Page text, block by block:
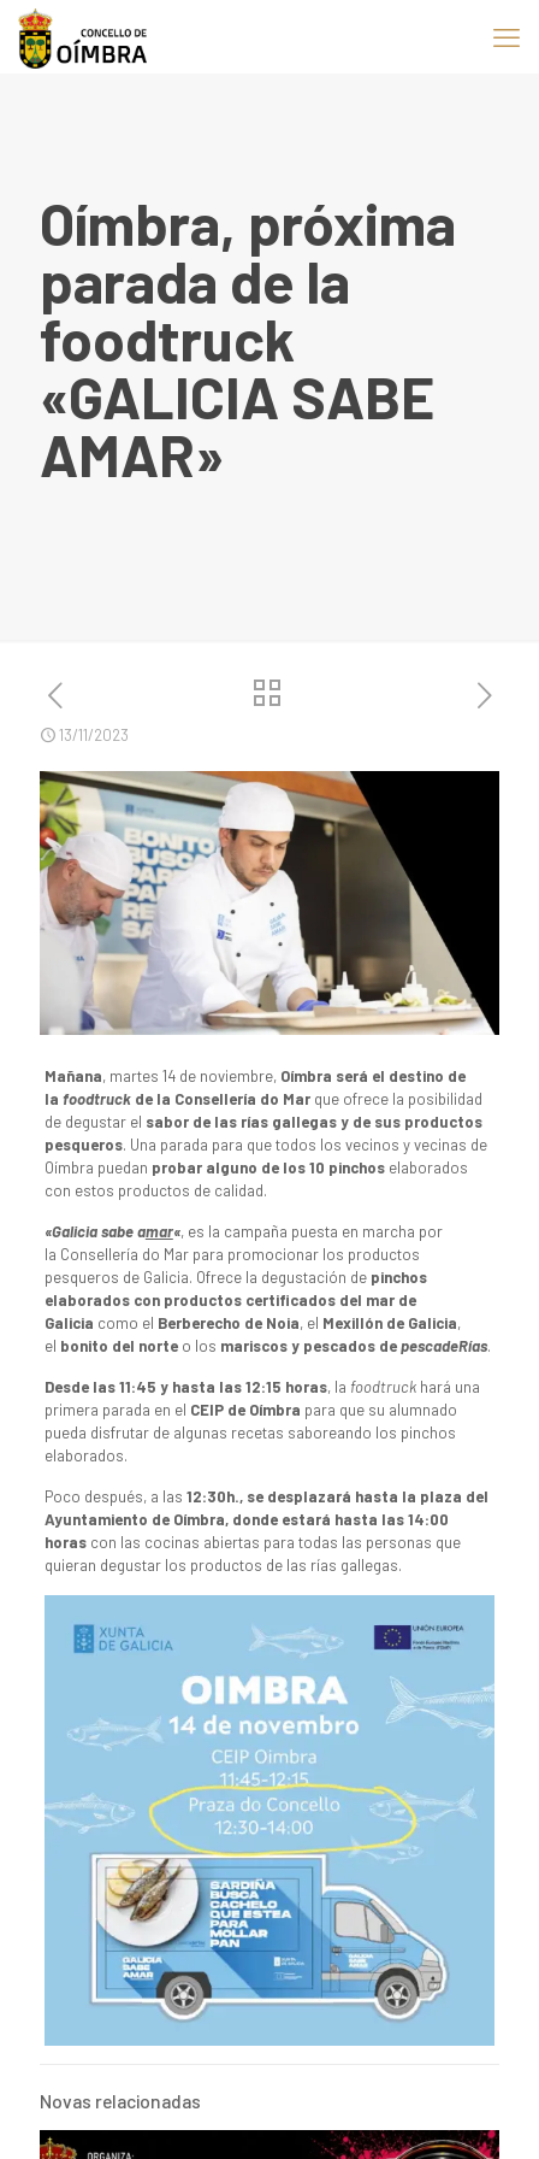
Oímbra, próxima
parada de la
foodtruck
«GALICIA SABE
AMAR»
13/11/2023
Mañana, martes 14 de noviembre, Oímbra será el destino de
la foodtruck de la Consellería do Marque ofrece la posibilidad
de degustar el sabor de las rías gallegas y de sus productos
pesqueros. Una parada para que todos los vecinos y vecinas de
Oímbra puedan probar alguno de los 10 pinchoselaborados
con estos productos de calidad.
«Galicia sabe amar«, es la campaña puesta en marcha por
la Consellería do Mar para promocionar los productos
pesqueros de Galicia. Ofrece la degustación de pinchos
elaborados con productos certificados del mar de
Galicia como el Berberecho de Noia, el Mexillón de Galicia,
el bonito del norteo los mariscos y pescados depescadeRías.
Desde las 11:45 y hasta las 12:15 horas, la foodtruck hará una
primera parada en el CEIP de Oímbra para que su alumnado
pueda disfrutar de algunas recetas saboreando los pinchos
elaborados.
Poco después, a las 12:30h., se desplazará hasta la plaza del
Ayuntamiento de Oímbra, donde estará hasta las 14:00
horascon las cocinas abiertas para todas las personas que
quieran degustar los productos de las rías gallegas.
Novas relacionadas